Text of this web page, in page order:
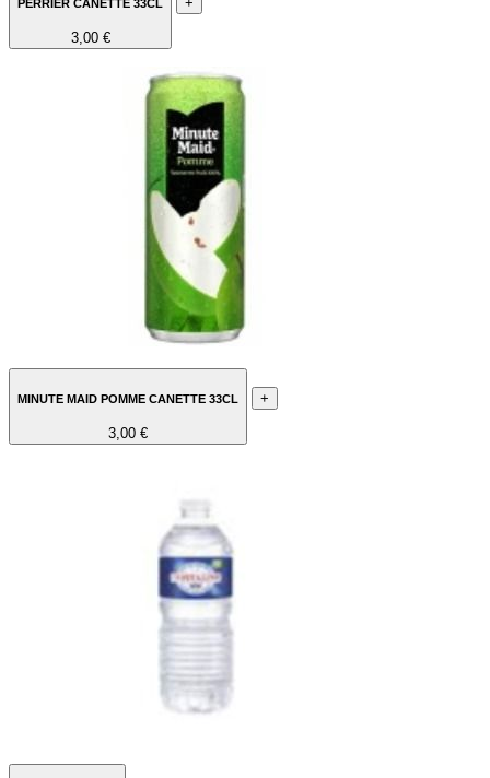
PERRIER CANETTE 33CL
3,00 €
MINUTE MAID POMME CANETTE 33CL
3,00 €
+